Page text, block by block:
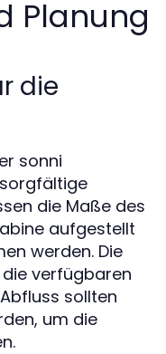
Planung
die
sonni
die Maße des
aufgestellt
werden. Die
verfügbaren
sollten
um die